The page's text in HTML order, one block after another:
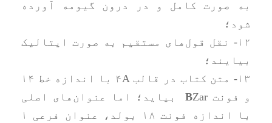
به صورت کامل و در درون گیومه آورده
شود؛
۱۲- نقل قول‌های مستقیم به صورت ایتالیک
بیایند؛
۱۳- متن کتاب در قالب ۴A‌ با اندازه خط ۱۴
و فونت
BZar ‌‌‌ بیاید؛ اما عنوان‌های اصلی
با اندازه فونت ۱۸ بولد، عنوان فرعی ۱